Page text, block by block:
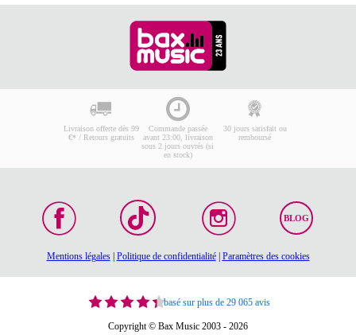
Livraison offerte dès 99
€* / Retours gratuits
Commande passée
avant 23:00, livraison
sous 2 jours ouvrés (si
en stock)
30 jours satisfait ou
remboursé
BLOG
Mentions légales| Politique de confidentialité| Paramètres des cookies
basé sur plus de 29 065 avis
Copyright © Bax Music 2003 - 2026